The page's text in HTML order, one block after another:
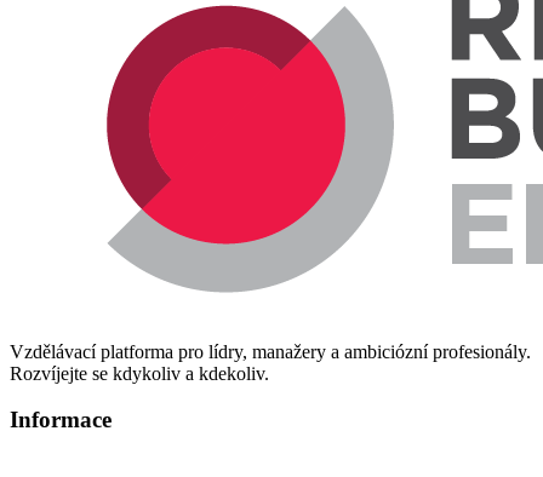
Vzdělávací platforma pro lídry, manažery a ambiciózní profesionály.
Rozvíjejte se kdykoliv a kdekoliv.
Informace